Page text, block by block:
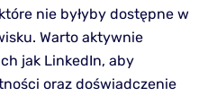
nie byłyby dostępne w
Warto aktywnie
jak LinkedIn, aby
oraz doświadczenie